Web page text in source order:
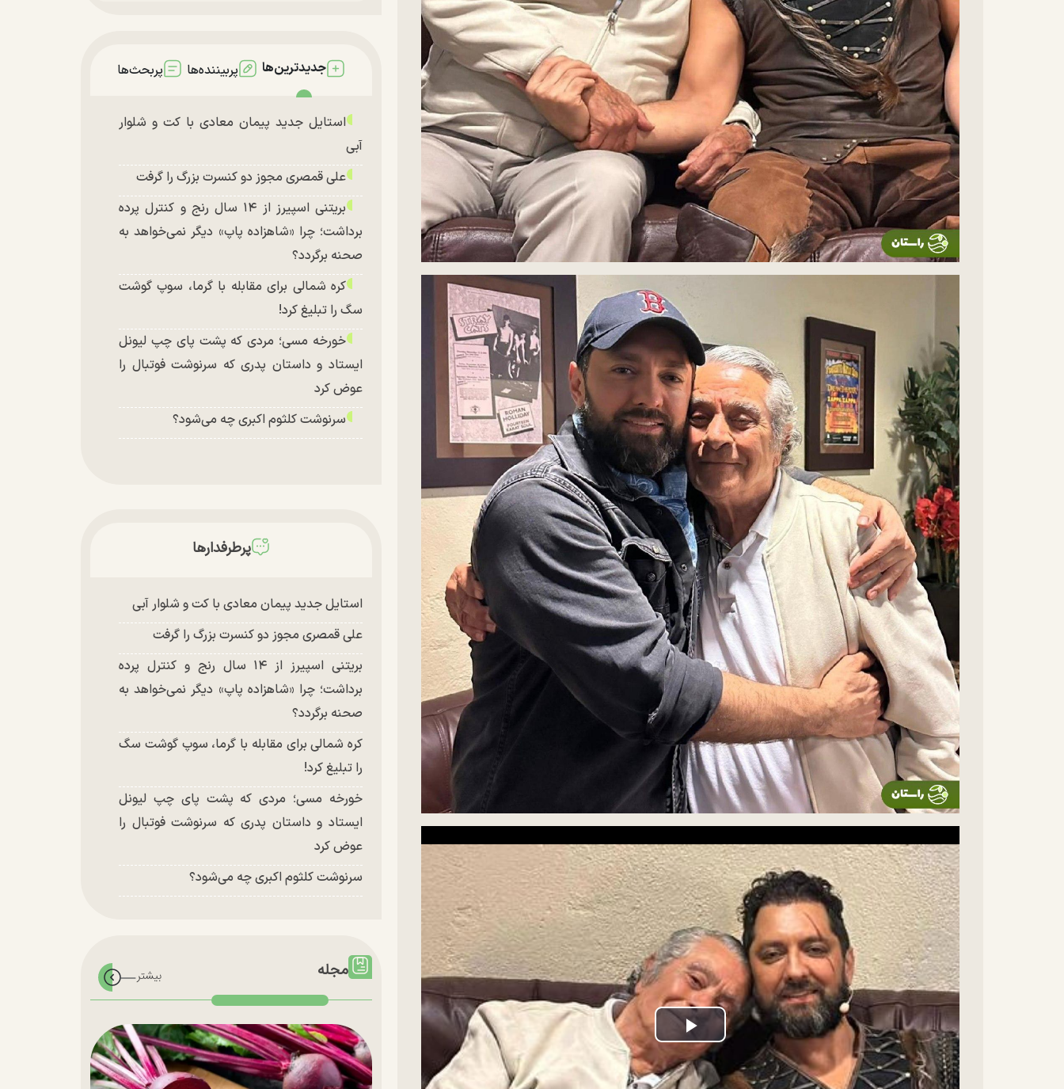
Play
Video
جدیدترین‌ها پربیننده‌ها پربحث‌ها
استایل جدید پیمان معادی با کت و شلوار
آبی
علی قمصری مجوز دو کنسرت بزرگ را گرفت
بریتنی اسپیرز از ۱۴ سال رنج و کنترل پرده
برداشت؛ چرا «شاهزاده پاپ» دیگر نمی‌خواهد به
صحنه برگردد؟
کره شمالی برای مقابله با گرما، سوپ گوشت
سگ را تبلیغ کرد!
خورخه مسی؛ مردی که پشت پای چپ لیونل
ایستاد و داستان پدری که سرنوشت فوتبال را
عوض کرد
سرنوشت کلثوم اکبری چه می‌شود؟
پرطرفدارها
استایل جدید پیمان معادی با کت و شلوار آبی
علی قمصری مجوز دو کنسرت بزرگ را گرفت
بریتنی اسپیرز از ۱۴ سال رنج و کنترل پرده
برداشت؛ چرا «شاهزاده پاپ» دیگر نمی‌خواهد به
صحنه برگردد؟
کره شمالی برای مقابله با گرما، سوپ گوشت سگ
را تبلیغ کرد!
خورخه مسی؛ مردی که پشت پای چپ لیونل
ایستاد و داستان پدری که سرنوشت فوتبال را
عوض کرد
سرنوشت کلثوم اکبری چه می‌شود؟
مجله